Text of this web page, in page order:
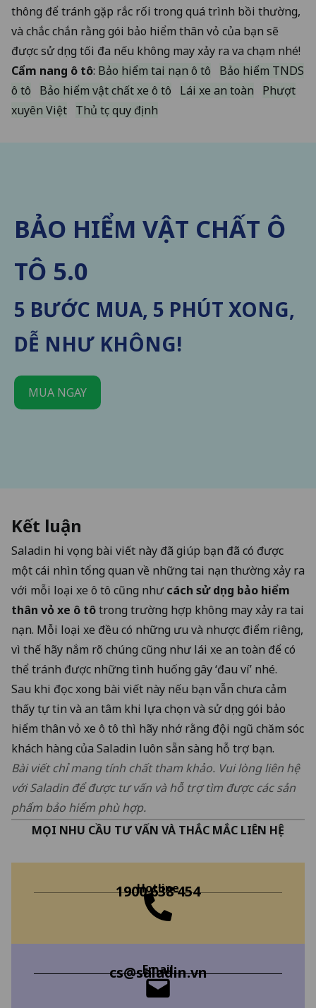
thông để tránh gặp rắc rối trong quá trình bồi thường,
và chắc chắn rằng gói bảo hiểm thân vỏ của bạn sẽ
được sử dụng tối đa nếu không may xảy ra va chạm nhé!
Cẩm nang ô tô: Bảo hiểm tai nạn ô tô
Bảo hiểm TNDS
ô tô
Bảo hiểm vật chất xe ô tô Lái xe an toàn
Phượt
xuyên Việt Thủ tục quy định
BẢO HIỂM VẬT CHẤT Ô
TÔ 5.0
5 BƯỚC MUA, 5 PHÚT XONG,
DỄ NHƯ KHÔNG!
MUA NGAY
Kết luận
Saladin hi vọng bài viết này đã giúp bạn đã có được
một cái nhìn tổng quan về những tai nạn thường xảy ra
với mỗi loại xe ô tô cũng nhưcách sử dụng bảo hiểm
thân vỏ xe ô tôtrong trường hợp không may xảy ra tai
nạn. Mỗi loại xe đều có những ưu và nhược điểm riêng,
vì thế hãy nắm rõ chúng cũng như lái xe an toàn để có
thể tránh được những tình huống gây ‘đau ví’ nhé.
Sau khi đọc xong bài viết này nếu bạn vẫn chưa cảm
thấy tự tin và an tâm khi lựa chọn và sử dụng gói bảo
hiểm thân vỏ xe ô tô thì hãy nhớ rằng đội ngũ chăm sóc
khách hàng của Saladin luôn sẵn sàng hỗ trợ bạn.
Bài viết chỉ mang tính chất tham khảo. Vui lòng liên hệ
với Saladin để được tư vấn và hỗ trợ tìm được các sản
phẩm bảo hiểm phù hợp.
MỌI NHU CẦU TƯ VẤN VÀ THẮC MẮC LIÊN HỆ
Hotline
1900 638 454
Email
cs@saladin.vn